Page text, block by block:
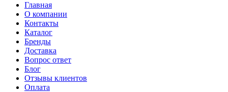
Главная
О компании
Контакты
Каталог
Бренды
Доставка
Вопрос ответ
Блог
Отзывы клиентов
Оплата